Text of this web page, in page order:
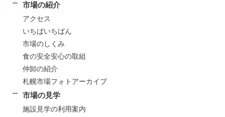
市場の紹介
アクセス
いちばいちばん
市場のしくみ
食の安全安心の取組
仲卸の紹介
札幌市場フォトアーカイブ
市場の見学
施設見学の利用案内